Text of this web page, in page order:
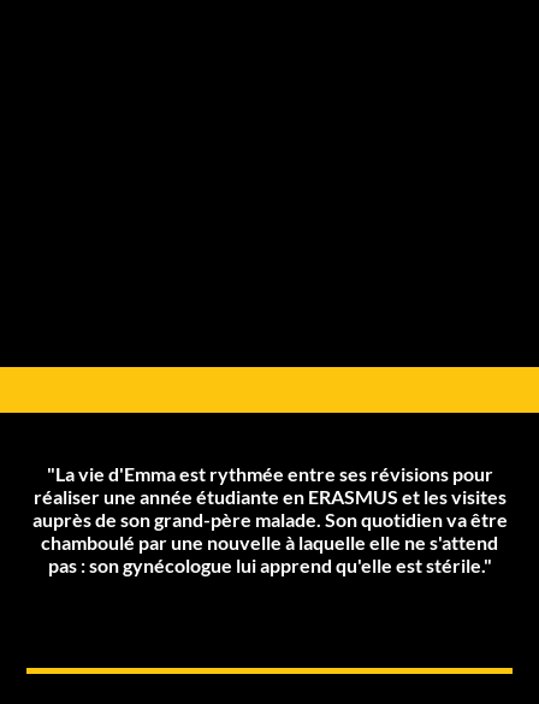
"La vie d'Emma est rythmée entre ses révisions pour
réaliser une année étudiante en ERASMUS et les visites
auprès de son grand-père malade. Son quotidien va être
chamboulé par une nouvelle à laquelle elle ne s'attend
pas : son gynécologue lui apprend qu'elle est stérile."